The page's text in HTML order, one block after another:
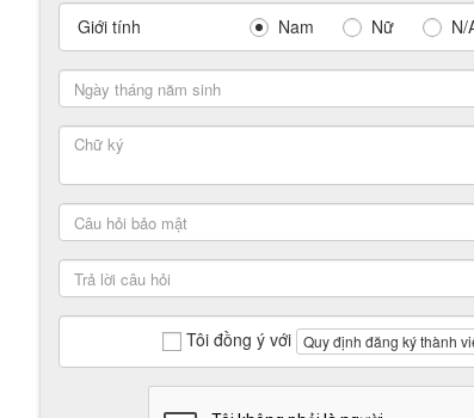
Giới tính Nam Nữ N/
Tôi đồng ý với Quy định đăng ký thành